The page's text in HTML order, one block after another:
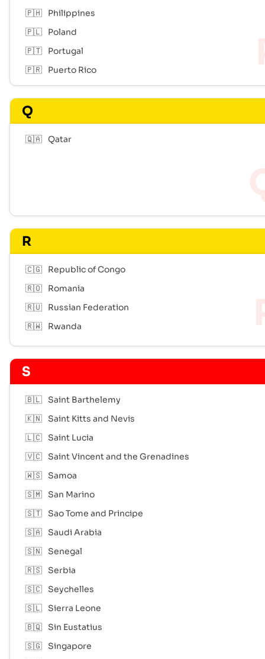
🇵🇭
Philippines
🇵🇱
Poland
🇵🇹
Portugal
🇵🇷
Puerto Rico
Q
🇶🇦 Qatar
R
🇨🇬
Republic of Congo
🇷🇴
Romania
🇷🇺
Russian Federation
🇷🇼
Rwanda
S
🇧🇱 Saint Barthelemy
🇰🇳 Saint Kitts and Nevis
🇱🇨 Saint Lucia
🇻🇨 Saint Vincent and the Grenadines
🇼🇸 Samoa
🇸🇲 San Marino
🇸🇹 Sao Tome and Principe
🇸🇦 Saudi Arabia
🇸🇳 Senegal
🇷🇸 Serbia
🇸🇨 Seychelles
🇸🇱 Sierra Leone
🇧🇶 Sin Eustatius
🇸🇬 Singapore